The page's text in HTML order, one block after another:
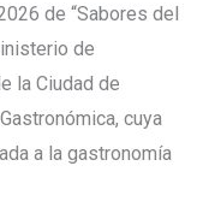
de “Sabores del
de
la Ciudad de
cuya
a la gastronomía